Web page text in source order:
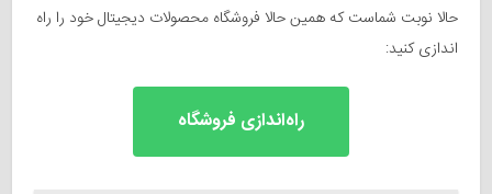
حالا نوبت شماست که همین حالا فروشگاه محصولات دیجیتال خود را راه
اندازی کنید:
راه‌اندازی فروشگاه